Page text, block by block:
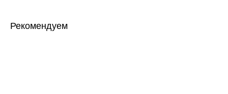
Рекомендуем